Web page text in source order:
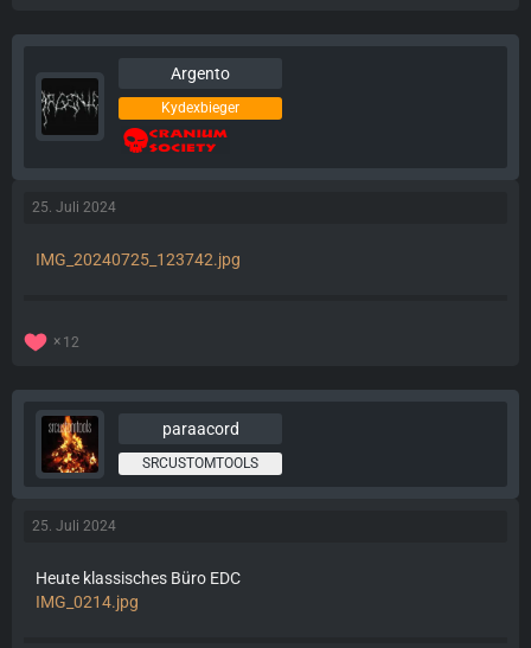
Argento
Kydexbieger
25. Juli 2024
IMG_20240725_123742.jpg
12
paraacord
SRCUSTOMTOOLS
25. Juli 2024
Heute klassisches Büro EDC
IMG_0214.jpg